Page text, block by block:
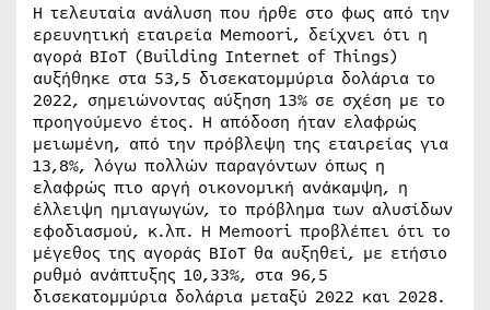
Η τελευταία ανάλυση που ήρθε στο φως από την
ερευνητική εταιρεία Memoori, δείχνει ότι η
αγορά BIoT (Building Internet of Things)
αυξήθηκε στα 53,5 δισεκατομμύρια δολάρια το
2022, σημειώνοντας αύξηση 13% σε σχέση με το
προηγούμενο έτος. Η απόδοση ήταν ελαφρώς
μειωμένη, από την πρόβλεψη της εταιρείας για
13,8%, λόγω πολλών παραγόντων όπως η
ελαφρώς πιο αργή οικονομική ανάκαμψη, η
έλλειψη ημιαγωγών, το πρόβλημα των αλυσίδων
εφοδιασμού, κ.λπ. Η Memoori προβλέπει ότι το
μέγεθος της αγοράς BIoT θα αυξηθεί, με ετήσιο
ρυθμό ανάπτυξης 10,33%, στα 96,5
δισεκατομμύρια δολάρια μεταξύ 2022 και 2028.